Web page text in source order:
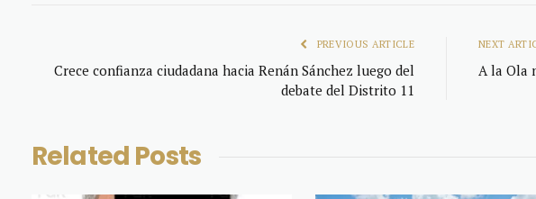
PREVIOUS ARTICLE
Crece confianza ciudadana hacia Renán Sánchez luego del
debate del Distrito 11
NEXT
A la Ola
Related Posts